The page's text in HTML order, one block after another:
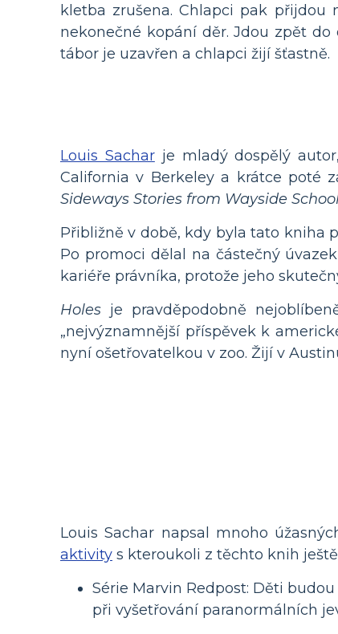
kletba zrušena. Chlapci pak
nekonečné kopání děr. Jdou zpět
tábor je uzavřen a chlapci žijí šťastně.
Louis Sacharje mladý dospělý
California v Berkeley a krátce poté
Sideways Stories from Wayside
Přibližně v době, kdy byla tato kniha
Po promoci dělal na částečný
kariéře právníka, protože jeho
Holes je pravděpodobně
„nejvýznamnější příspěvek k
nyní ošetřovatelkou v zoo. Žijí v
Louis Sachar napsal mnoho
aktivity s kteroukoli z těchto knih
Série Marvin Redpost: Děti
při vyšetřování paranormálních